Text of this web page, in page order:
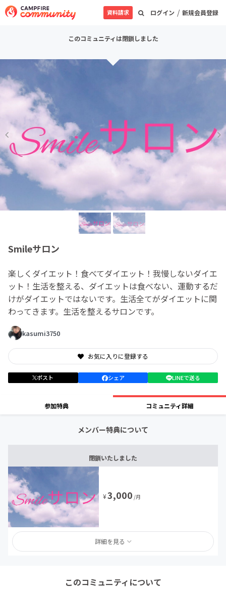
ログイン / 新規会員登録
資料請求
このコミュニティは閉鎖しました
Smileサロン
楽しくダイエット！食べてダイエット！我慢しないダイエ
ット！生活を整える、ダイエットは食べない、運動するだ
けがダイエットではないです。生活全てがダイエットに関
わってきます。生活を整えるサロンです。
kasumi3750
お気に入りに登録する
ポスト シェア LINEで送る
参加特典 コミュニティ詳細
メンバー特典について
閉鎖いたしました
¥3,000 /月
詳細を見る
このコミュニティについて